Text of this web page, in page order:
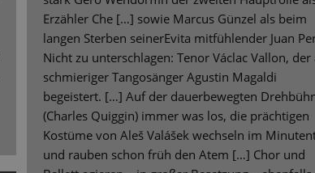
Erzähler Che […] sowie Marcus Günzel als beim
langen Sterben seinerEvita mitfühlender Juan
Nicht zu unterschlagen: Tenor Václac Vallon, der
schmieriger Tangosänger Agustin Magaldi
begeistert. […] Auf der dauerbewegten
(Charles Quiggin) immer was los, die prächtigen
Kostüme von Aleš Valášek wechseln im
und rauben schon früh den Atem […] Chor und